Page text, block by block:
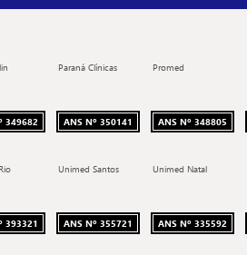
349682
Paraná Clínicas
ANS Nº 350141
Promed
ANS Nº 348805
393321
Unimed Santos
ANS Nº 355721
Unimed Natal
ANS Nº 335592